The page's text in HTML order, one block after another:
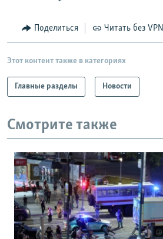
Поделиться Читать без VPN
Этот контент также в категориях
Главные разделы Новости
Смотрите также